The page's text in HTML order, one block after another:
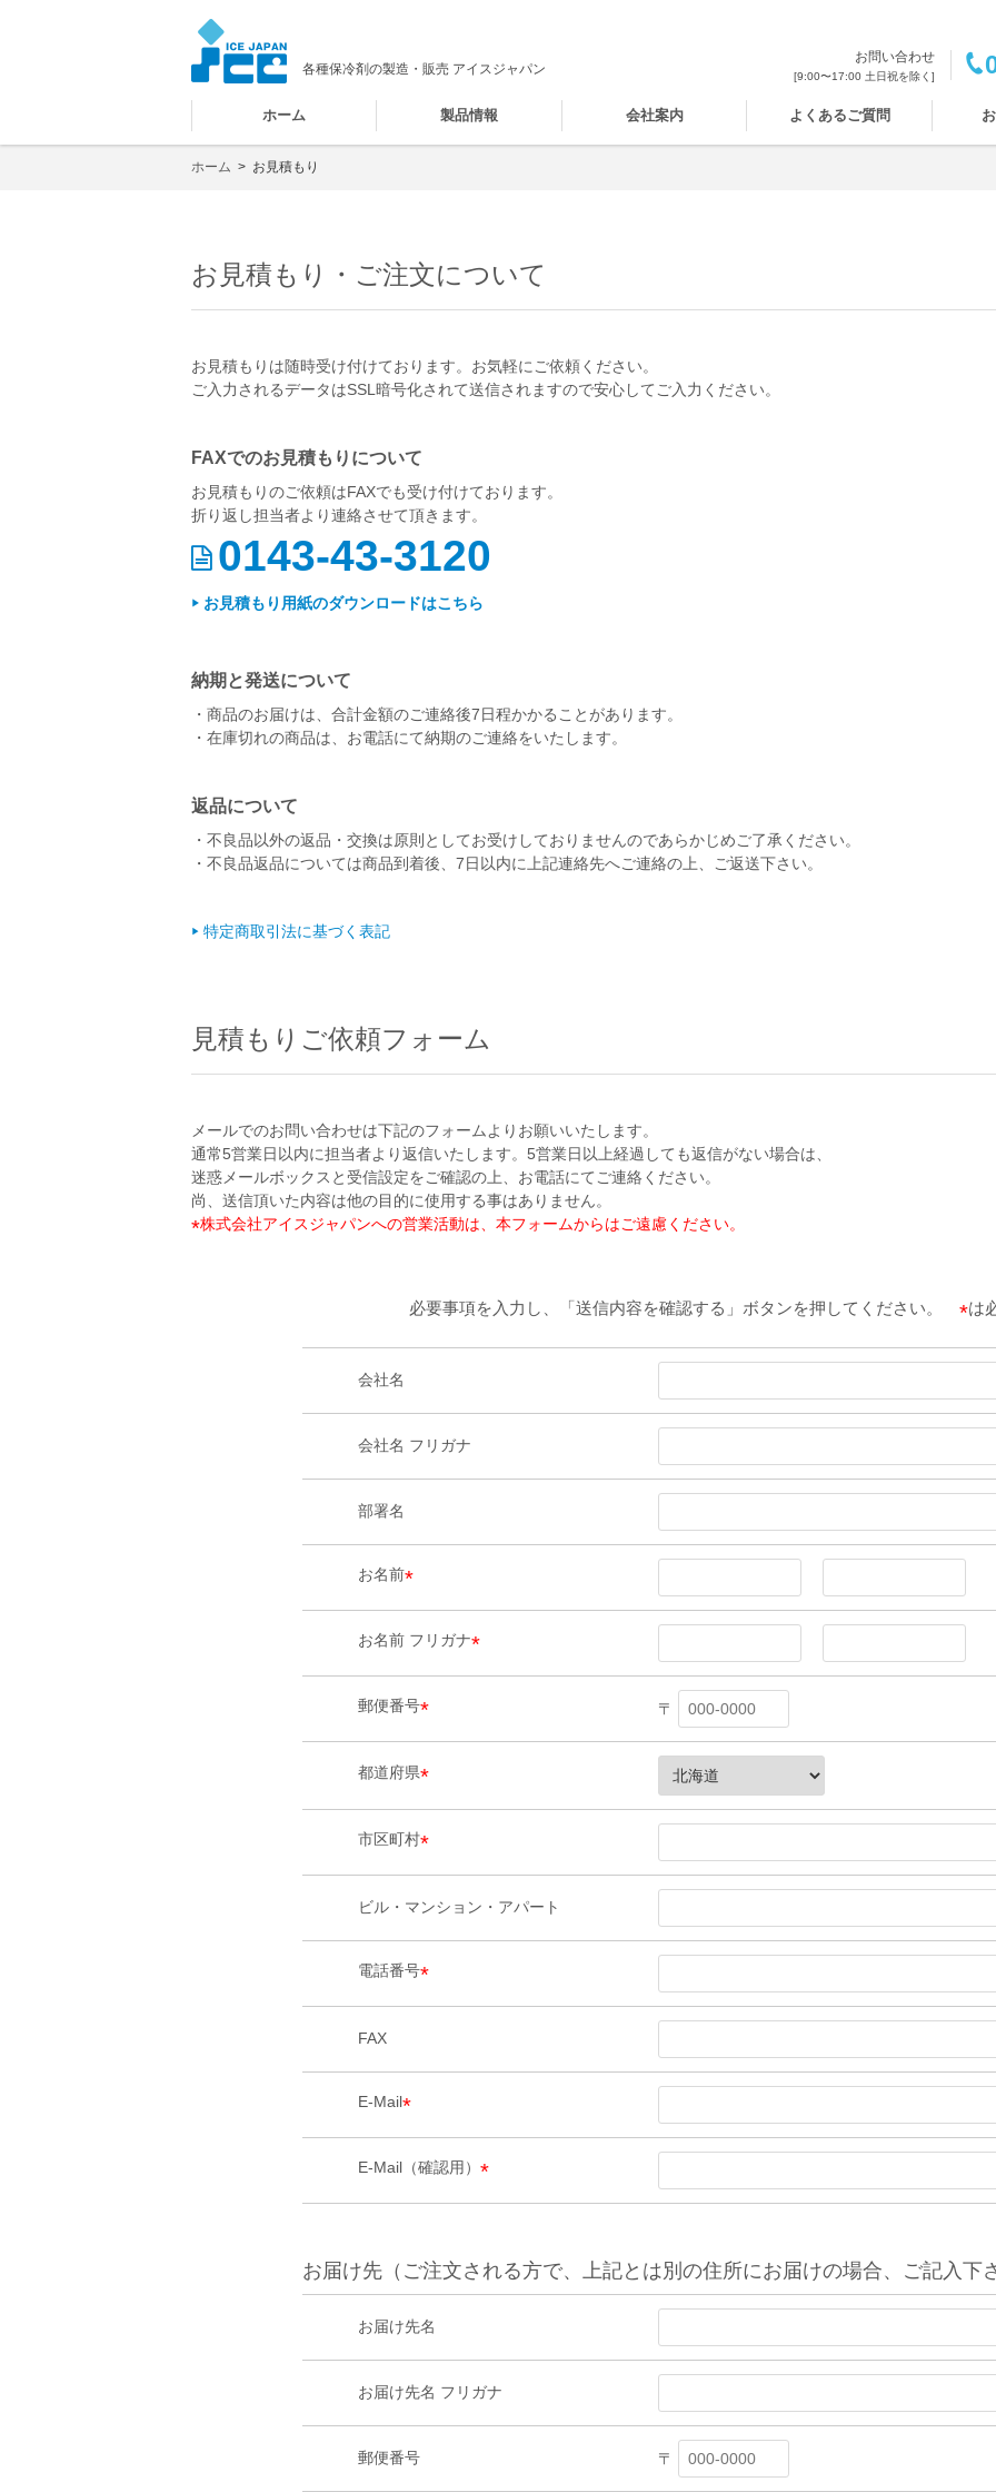
各種保冷剤の製造・販売 アイスジャパン
お問い合わせ
[9:00〜17:00 土日祝を除く]
ホーム 製品情報 会社案内 よくあるご質問
ホーム > お見積もり
お見積もり・ご注文について
お見積もりは随時受け付けております。お気軽にご依頼ください。
ご入力されるデータはSSL暗号化されて送信されますので安心してご入力ください。
FAXでのお見積もりについて
お見積もりのご依頼はFAXでも受け付けております。
折り返し担当者より連絡させて頂きます。
0143-43-3120
お見積もり用紙のダウンロードはこちら
納期と発送について
商品のお届けは、合計金額のご連絡後7日程かかることがあります。
在庫切れの商品は、お電話にて納期のご連絡をいたします。
返品について
不良品以外の返品・交換は原則としてお受けしておりませんのであらかじめご了承ください。
不良品返品については商品到着後、7日以内に上記連絡先へご連絡の上、ご返送下さい。
特定商取引法に基づく表記
見積もりご依頼フォーム
メールでのお問い合わせは下記のフォームよりお願いいたします。
通常5営業日以内に担当者より返信いたします。5営業日以上経過しても返信がない場合は、
迷惑メールボックスと受信設定をご確認の上、お電話にてご連絡ください。
尚、送信頂いた内容は他の目的に使用する事はありません。
*株式会社アイスジャパンへの営業活動は、本フォームからはご遠慮ください。
必要事項を入力し、「送信内容を確認する」ボタンを押してください。 *は
会社名
会社名 フリガナ
部署名
お名前*
お名前 フリガナ*
郵便番号* 〒
都道府県*
市区町村*
ビル・マンション・アパート
電話番号*
FAX
E-Mail*
E-Mail（確認用） *
お届け先（ご注文される方で、上記とは別の住所にお届けの場合、ご記入下
お届け先名
お届け先名 フリガナ
郵便番号 〒